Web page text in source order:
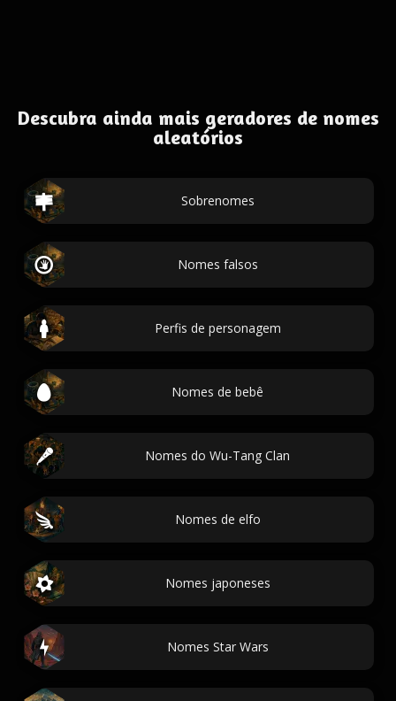
Descubra ainda mais geradores de nomes
aleatórios
Sobrenomes
Nomes falsos
Perfis de personagem
Nomes de bebê
Nomes do Wu-Tang Clan
Nomes de elfo
Nomes japoneses
Nomes Star Wars